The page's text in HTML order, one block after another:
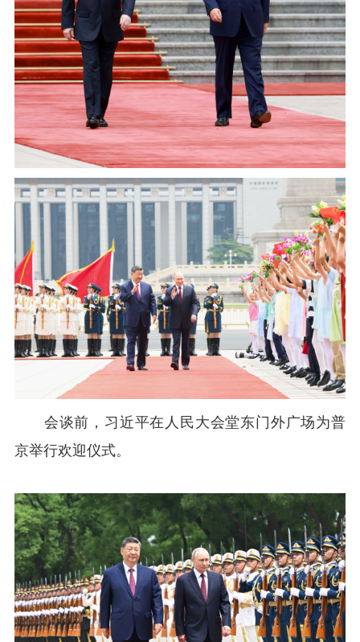
会谈前，习近平在人民大会堂东门外广场为普
京举行欢迎仪式。